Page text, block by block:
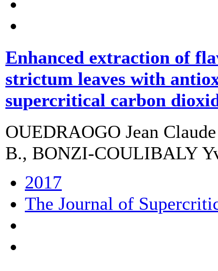
Enhanced extraction of
strictum leaves with
supercritical carbon
OUEDRAOGO Jean
B., BONZI-COULIBALY
2017
The Journal of